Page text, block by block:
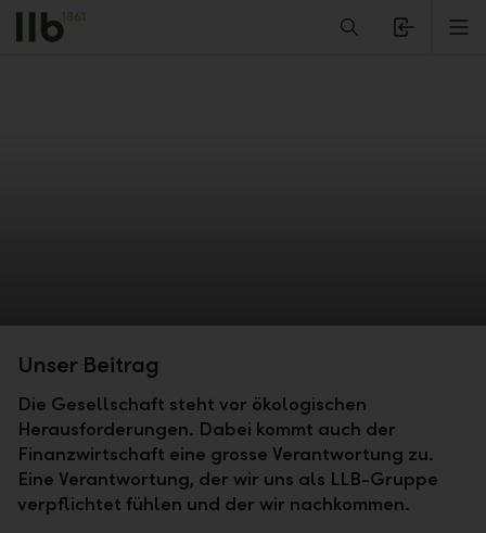
Alerts.Headline
Unser Beitrag
Die Gesellschaft steht vor ökologischen
Herausforderungen. Dabei kommt auch der
Finanzwirtschaft eine grosse Verantwortung zu.
Eine Verantwortung, der wir uns als LLB-Gruppe
verpflichtet fühlen und der wir nachkommen.